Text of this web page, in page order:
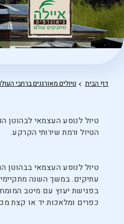
דף הבית טיולים מאורגנים ברחבי
טיול לנוסע העצמאי
הטיול ורמת שירותי הקרקע.
טיול לנוסע העצמאי בבהוטן
עתיקים. במשך השנה
בפגישת יעוץ עם מיטב
כפרים ומלאכות יד או קצת